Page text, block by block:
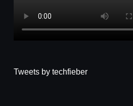
Tweets by techfieber